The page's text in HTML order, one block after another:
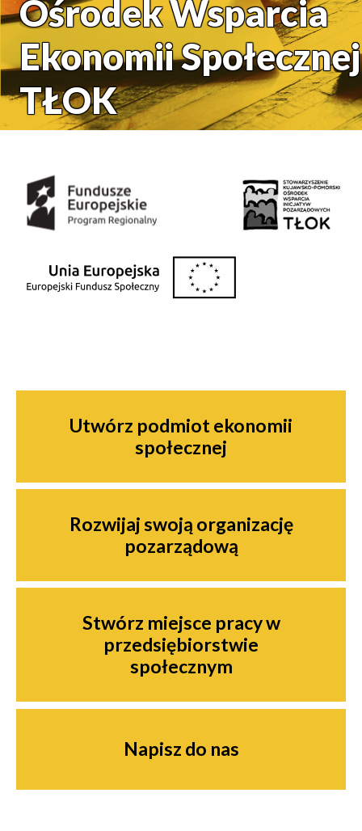
Ośrodek Wsparcia
Ekonomii Społecznej
TŁOK
Utwórz podmiot ekonomii
społecznej
Rozwijaj swoją organizację
pozarządową
Stwórz miejsce pracy w
przedsiębiorstwie
społecznym
Napisz do nas